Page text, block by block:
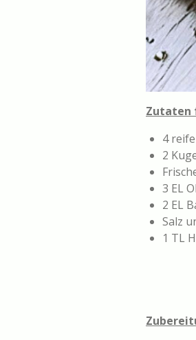
Zutaten
4
2
3 EL
2 EL
Salz
1 TL